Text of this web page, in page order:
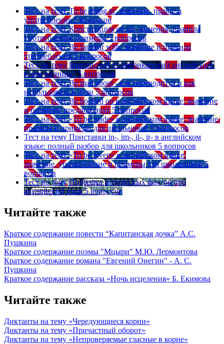
Тест на тему To be going to: значение, правила
употребления 5 вопросов
Тест на тему Конструкция go on: значения, правила
употребления, примеры 5 вопросов
Тест на тему Be familiar with: значение и правила
употребления 5 вопросов
Тест на тему Британский vs американский английский:
в чем разница? 5 вопросов
Тест на тему Be mad about - как переводится и как
использовать в речи 5 вопросов
Тест на тему Be hooked on в английском языке: значение
и примеры предложений 5 вопросов
Тест на тему «To be made» в английском языке: значение,
правила и примеры для школьников 5 вопросов
Тест на тему Приставки in-, im-, il-, ir- в английском
языке: полный разбор для школьников 5 вопросов
Тест на тему «To be given» в английском языке:
значение, употребление и примеры для школьников 5
вопросов
Тест на тему Подборка интересных фактов про
английский язык 5 вопросов
Читайте также
Краткое содержание повести “Капитанская дочка” А.С.
Пушкина
Краткое содержание поэмы "Мцыри" М.Ю. Лермонтова
Краткое содержание романа "Евгений Онегин" - А. С.
Пушкина
Краткое содержание рассказа «Ночь исцеления» Б. Екимова
Читайте также
Диктанты на тему «Чередующиеся корни»
Диктанты на тему «Причастный оборот»
Диктанты на тему «Непроверяемые гласные в корне»